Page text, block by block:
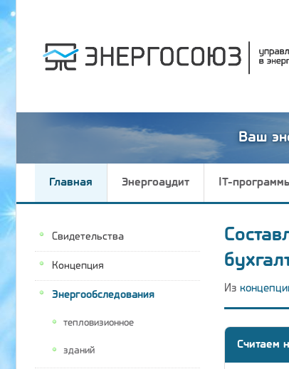
Ваш
Главная Энергоаудит IT-
Свидетельства
Концепция
Энергообследования
тепловизионное
зданий
Из
Считаем